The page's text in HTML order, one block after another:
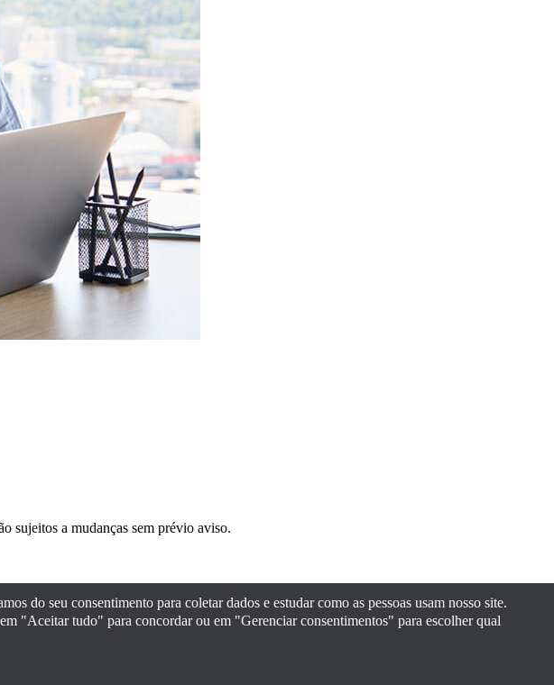
sujeitos a mudanças sem prévio aviso.
do seu consentimento para coletar dados e estudar como as pessoas usam nosso site.
"Aceitar tudo" para concordar ou em "Gerenciar consentimentos" para escolher qual